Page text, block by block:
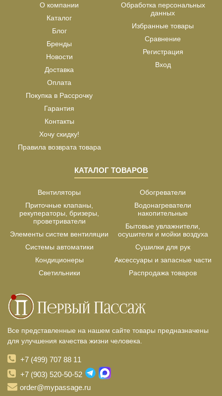
О компании
Каталог
Блог
Бренды
Новости
Доставка
Оплата
Покупка в Рассрочку
Гарантия
Контакты
Хочу скидку!
Правила возврата товара
Обработка персональных
данных
Избранные товары
Сравнение
Регистрация
Вход
КАТАЛОГ ТОВАРОВ
Вентиляторы
Приточные клапаны,
рекуператоры, бризеры,
проветриватели
Элементы систем вентиляции
Системы автоматики
Кондиционеры
Светильники
Обогреватели
Водонагреватели
накопительные
Бытовые увлажнители,
осушители и мойки воздуха
Сушилки для рук
Аксессуары и запасные части
Распродажа товаров
Все представленные на нашем сайте товары предназначены
для улучшения качества жизни человека.
+7 (499) 707 88 11
+7 (903) 520-50-52
order@mypassage.ru